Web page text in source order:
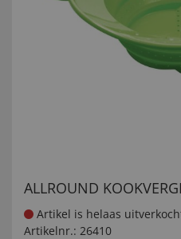
ALLROUND
Artikel is helaas
Artikelnr.: 26410